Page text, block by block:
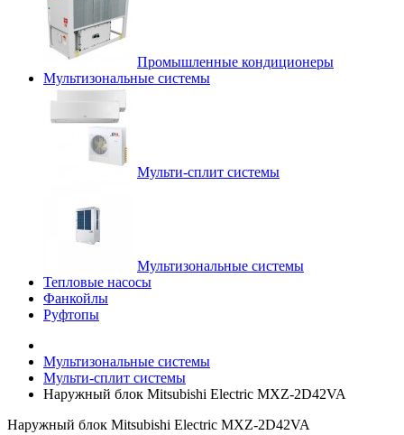
Промышленные кондиционеры
Мультизональные системы
Мульти-сплит системы
Мультизональные системы
Тепловые насосы
Фанкойлы
Руфтопы
Мультизональные системы
Мульти-сплит системы
Наружный блок Mitsubishi Electric MXZ-2D42VA
Наружный блок Mitsubishi Electric MXZ-2D42VA